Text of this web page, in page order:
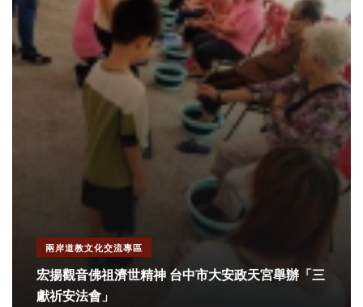
兩岸道教文化交流專區
宏揚觀音佛祖濟世精神 台中市大安政天宮舉辦「三
獻祈安法會」